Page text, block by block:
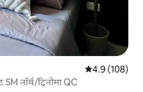
औसत रेटिंग 5 में
4.9 (108)
नॉर्थ/ट्रिनोमा QC